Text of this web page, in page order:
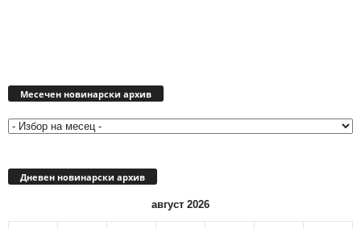
Месечен новинарски архив
Дневен новинарски архив
август 2026